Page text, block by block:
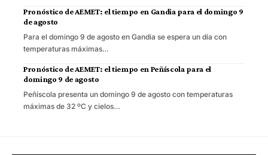
Pronóstico de AEMET: el tiempo en Gandia para el domingo 9
de agosto
Para el domingo 9 de agosto en Gandia se espera un día con
temperaturas máximas…
Pronóstico de AEMET: el tiempo en Peñíscola para el
domingo 9 de agosto
Peñíscola presenta un domingo 9 de agosto con temperaturas
máximas de 32 ºC y cielos…